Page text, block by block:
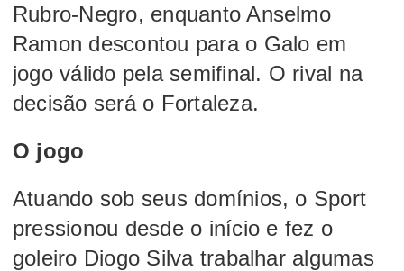
Rubro-Negro, enquanto Anselmo
Ramon descontou para o Galo em
jogo válido pela semifinal. O rival na
decisão será o Fortaleza.
O jogo
Atuando sob seus domínios, o Sport
pressionou desde o início e fez o
goleiro Diogo Silva trabalhar algumas